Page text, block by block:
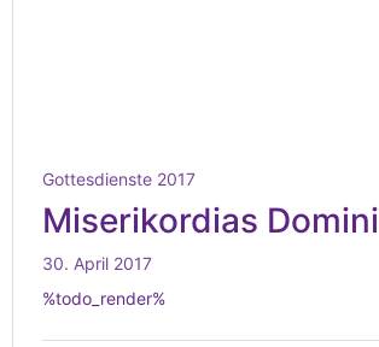
Gottesdienste 2017
Miserikordias Domini
30. April 2017
%todo_render%